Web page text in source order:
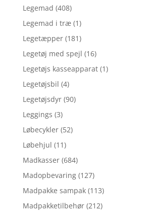
Legemad (408)
Legemad i træ (1)
Legetæpper (181)
Legetøj med spejl (16)
Legetøjs kasseapparat (1)
Legetøjsbil (4)
Legetøjsdyr (90)
Leggings (3)
Løbecykler (52)
Løbehjul (11)
Madkasser (684)
Madopbevaring (127)
Madpakke sampak (113)
Madpakketilbehør (212)